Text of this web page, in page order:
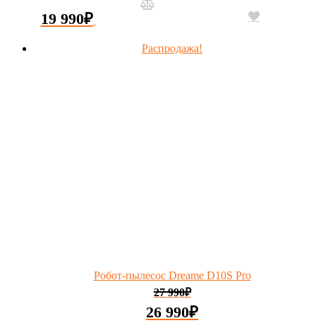
19 990₽
Распродажа!
Робот-пылесос Dreame D10S Pro
27 990₽
26 990₽